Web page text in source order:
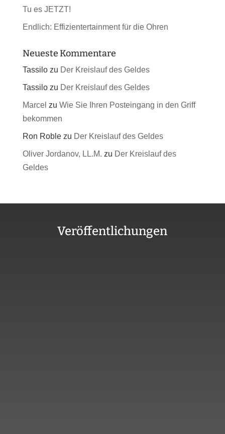
Tu es JETZT!
Endlich: Effizientertainment für die Ohren
Neueste Kommentare
Tassilozu Der Kreislauf des Geldes
Tassilozu Der Kreislauf des Geldes
Marcel zu Wie Sie Ihren Posteingang in den Griff
bekommen
Ron Roblezu Der Kreislauf des Geldes
Oliver Jordanov, LL.M. zu Der Kreislauf des
Geldes
Veröffentlichungen